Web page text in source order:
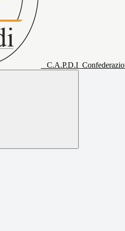
C.A.P.D.I